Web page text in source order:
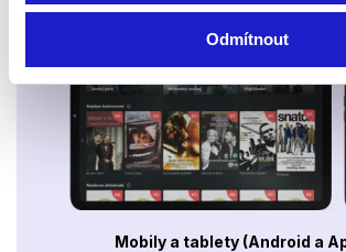
Odmítnout
Smart TV - Android, Google,
Mobily a tablety (Android a